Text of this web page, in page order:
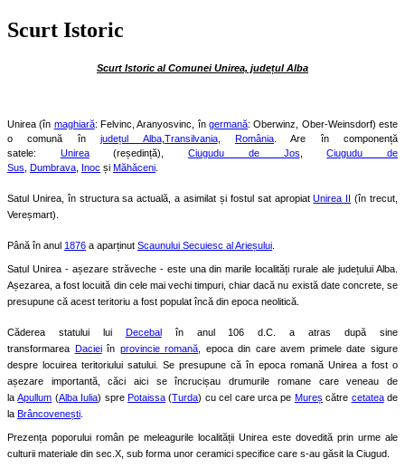
Scurt Istoric
Scurt Istoric al Comunei Unirea, județul Alba
Unirea (în maghiară: Felvinc, Aranyosvinc, îngermană: Oberwinz, Ober-Weinsdorf) este
o comună înjudețul Alba, Transilvania, România. Are în componență
satele: Unirea(reședință),Ciugudu de Jos ,Ciugudu de
Sus Dumbrava Inoc și Măhăceni
Satul Unirea, în structura sa actuală, a asimilat și fostul sat apropiatUnirea II (în trecut,
Vereșmart).
Până în anul 1876 a aparținut Scaunului Secuiesc al Arieșului
Satul Unirea - așezare străveche - este una din marile localități rurale ale județului Alba.
Așezarea, a fost locuită din cele mai vechi timpuri, chiar dacă nu există date concrete, se
presupune că acest teritoriu a fost populat încă din epoca neolitică.
Căderea statului lui Decebalîn anul 106 d.C. a atras după sine
transformarea Dacieiîn provincie romană , epoca din care avem primele date sigure
despre locuirea teritoriului satului. Se presupune că în epoca romană Unirea a fost o
așezare importantă, căci aici se încrucișau drumurile romane care veneau de
laApullum (Alba Iulia) spre Potaissa (Turda) cu cel care urca pe Mureș către cetateade
la Brâncovenești
Prezența poporului român pe meleagurile localității Unirea este dovedită prin urme ale
culturii materiale din sec.X, sub forma unor ceramici specifice care s-au găsit la Ciugud.